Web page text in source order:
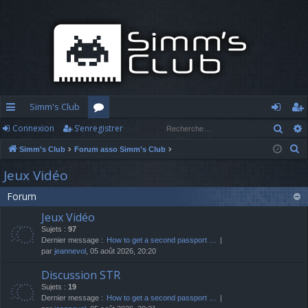
cc
ès
ra
pi
Simm's Club
or
u
o
n
’e
nr
ist
Connexion S’enregistrer
Simm's Club Forum asso Simm's Club
e
Jeux Vidéo
Forum
Jeux Vidéo
Sujets : 97
Dernier message : How to get a second passport …
par jeannevol , 05 août 2026, 20:20
Discussion STR
Sujets : 19
Dernier message : How to get a second passport …